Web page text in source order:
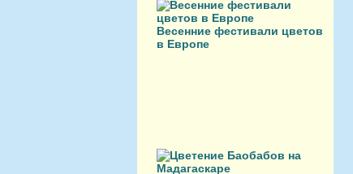
Весенние фестивали цветов
в Европе